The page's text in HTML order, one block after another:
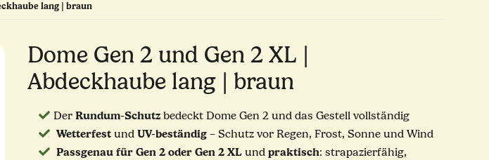
lang | braun
Dome Gen 2 und Gen 2 XL |
Abdeckhaube lang | braun
Der Rundum-Schutzbedeckt Dome Gen 2 und das Gestell vollständig
Wetterfest und UV-beständig – Schutz vor Regen, Frost, Sonne und Wind
Passgenau für Gen 2 oder Gen 2 XL und praktisch: strapazierfähig,